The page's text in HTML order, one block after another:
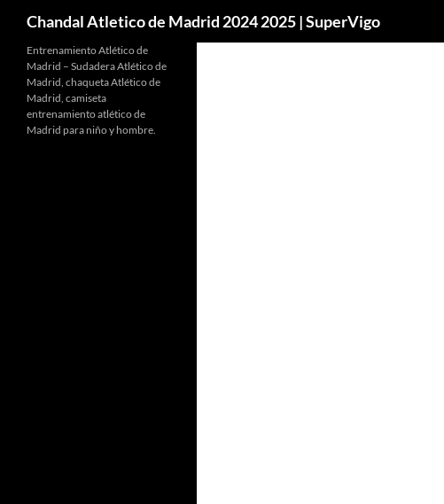
Chandal Atletico de Madrid 2024 2025 | SuperVigo
Entrenamiento Atlético de
Madrid – Sudadera Atlético de
Madrid, chaqueta Atlético de
Madrid, camiseta
entrenamiento atlético de
Madrid para niño y hombre.